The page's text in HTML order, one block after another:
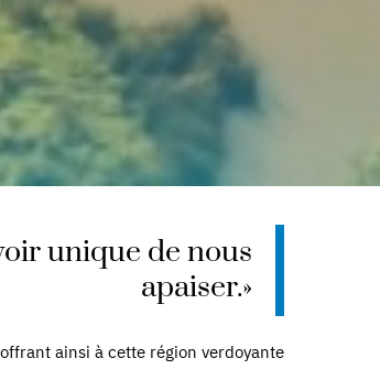
unique de nous
apaiser.»
ainsi à cette région verdoyante